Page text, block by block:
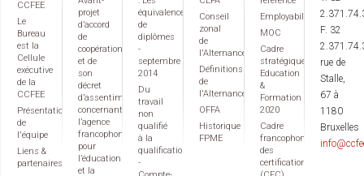
CCFEE
Le
Bureau
est la
Cellule
exécutive
de la
CCFEE
Présentation
de
l'équipe
Liens &
partenaires
projet
d’accord
de
coopération
et de
son
décret
d’assentiment
concernant
l’agence
francophone
pour
l’éducation
et la
équivalences
de
diplômes
-
septembre
2014
Du
travail
non
qualifié
à la
qualification
-
Conseil
zonal
de
l'Alternance
Définitions
de
l'Alternance
OFFA
Historique
FPME
Employabilité
MOC
Cadre
stratégique
Education
&
Formation
2020
Cadre
francophone
des
certifications
F. 32
rue de
Stalle,
67 à
1180
Bruxelles